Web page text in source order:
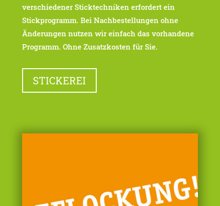
verschiedener Sticktechniken erfordert ein
Stickprogramm. Bei Nachbestellungen ohne
Änderungen nutzen wir einfach das vorhandene
Programm. Ohne Zusatzkosten für Sie.
STICKEREI